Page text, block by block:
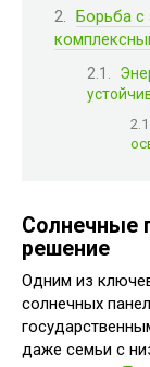
Борьба с
Солнечные
решение
Одним из
солнечных
даже семьи с